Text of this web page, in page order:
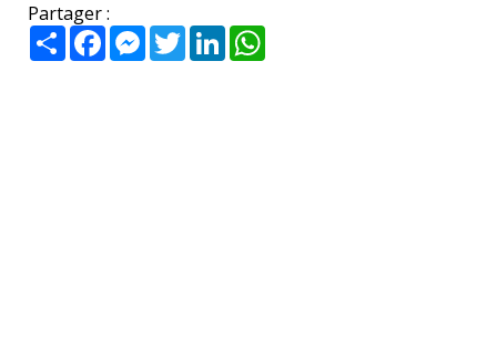
Partager :
PartagerFacebookMessenger
TwitterLinkedIn